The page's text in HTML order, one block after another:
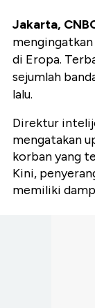
Jakarta,
di Eropa.
sejumlah
lalu.
Direktur
mengatakan
korban yang
Kini,
memiliki